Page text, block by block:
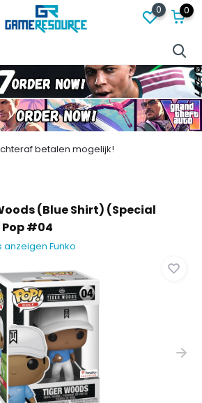
0 0
betalen mogelijk!
(Blue Shirt) (Special
#04
anzeigen Funko